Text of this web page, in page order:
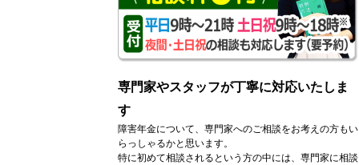
専門家やスタッフが丁寧に対応いたしま
す
障害年金について、専門家へのご相談をお考えの方もい
らっしゃるかと思います。
特に初めて相談されるという方の中には、専門家に相談